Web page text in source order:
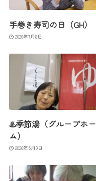
手巻き寿司の日（GH）
2026年7月8日
♨️季節湯（グループホー
ム）
2026年5月9日